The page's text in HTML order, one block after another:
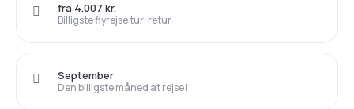
Billigste flyrejse tur-retur
fra 4.007 kr.
Den billigste måned at rejse i
September